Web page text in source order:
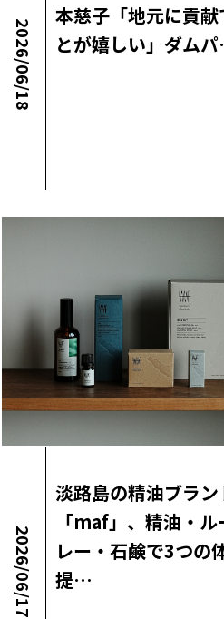
2026/06/18
本慈子「地元に貢献
とが嬉しい」ダム
2026/06/17
淡路島の精油ブラン
「maf」、精油・
レー・石鹸で3つの
提…